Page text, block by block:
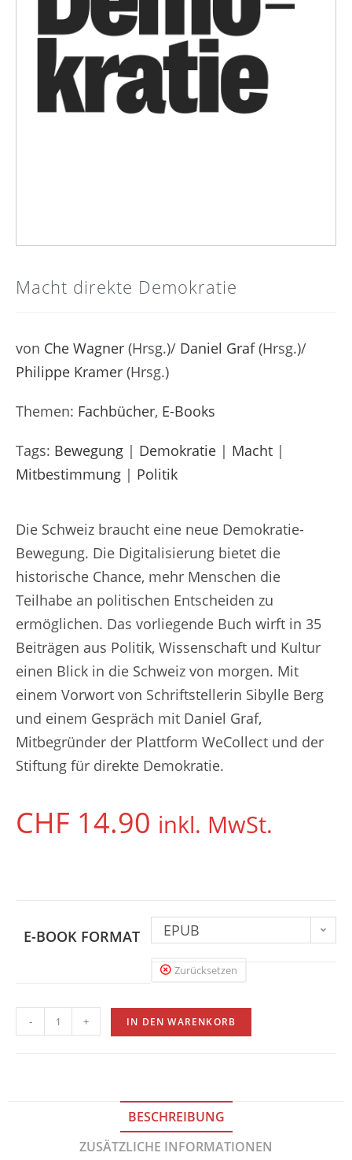
Macht direkte Demokratie
von Che Wagner (Hrsg.)/ Daniel Graf(Hrsg.)/
Philippe Kramer (Hrsg.)
Themen: Fachbücher, E-Books
Tags: Bewegung | Demokratie | Macht |
Mitbestimmung | Politik
Die Schweiz braucht eine neue Demokratie-
Bewegung. Die Digitalisierung bietet die
historische Chance, mehr Menschen die
Teilhabe an politischen Entscheiden zu
ermöglichen. Das vorliegende Buch wirft in 35
Beiträgen aus Politik, Wissenschaft und Kultur
einen Blick in die Schweiz von morgen. Mit
einem Vorwort von Schriftstellerin Sibylle Berg
und einem Gespräch mit Daniel Graf,
Mitbegründer der Plattform WeCollect und der
Stiftung für direkte Demokratie.
CHF 14.90 inkl. MwSt.
E-BOOK FORMAT EPUB
Zurücksetzen
- + IN DEN WARENKORB
BESCHREIBUNG
ZUSÄTZLICHE INFORMATIONEN